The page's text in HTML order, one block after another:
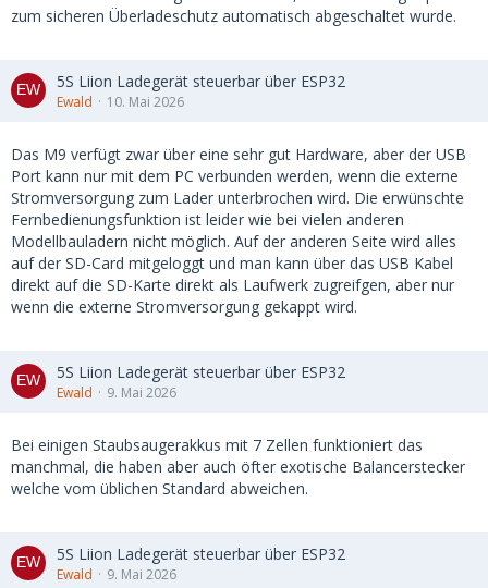
zum sicheren Überladeschutz automatisch abgeschaltet wurde.
5S Liion Ladegerät steuerbar über ESP32
Ewald 10. Mai 2026
Das M9 verfügt zwar über eine sehr gut Hardware, aber der USB
Port kann nur mit dem PC verbunden werden, wenn die externe
Stromversorgung zum Lader unterbrochen wird. Die erwünschte
Fernbedienungsfunktion ist leider wie bei vielen anderen
Modellbauladern nicht möglich. Auf der anderen Seite wird alles
auf der SD-Card mitgeloggt und man kann über das USB Kabel
direkt auf die SD-Karte direkt als Laufwerk zugreifgen, aber nur
wenn die externe Stromversorgung gekappt wird.
5S Liion Ladegerät steuerbar über ESP32
Ewald 9. Mai 2026
Bei einigen Staubsaugerakkus mit 7 Zellen funktioniert das
manchmal, die haben aber auch öfter exotische Balancerstecker
welche vom üblichen Standard abweichen.
5S Liion Ladegerät steuerbar über ESP32
Ewald 9. Mai 2026